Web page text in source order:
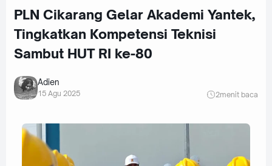
PLN Cikarang Gelar Akademi Yantek,
Tingkatkan Kompetensi Teknisi
Sambut HUT RI ke-80
Adien
15 Agu 2025 2menit baca